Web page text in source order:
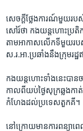
សេចក្តី​ថ្លែងការណ៍មួយ​រ
សៅរ៍​ថា ​កង​យន្តហោះ​ប្រតិក
តាម​អាកាស​លើក​ទី​មួយ​រប
ស.រ.អា.​ប្រឆាំង​នឹង​ក្រុម​រដ្
កង​យន្តហោះ​ទាំង​នេះ​បាន​ច
កាល​ពី​យប់​ថ្ងៃ​សុក្រឆ្លង​កា
កំហែង​ដល់​ប្រទេសតួកគី។​
នៅ​ក្រោយ​មាន​ការ​ពន្យា​